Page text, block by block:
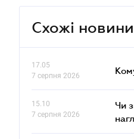
Схожі новини
17.05
7 серпня 2026
15.10
7 серпня 2026
Чи